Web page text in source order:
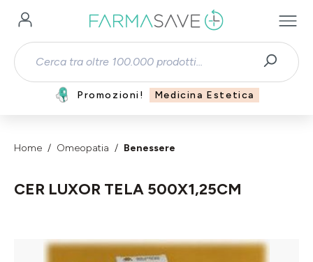
Passa al contenuto principale
Promozioni! Medicina Estetica
Home Omeopatia Benessere
CER LUXOR TELA 500X1,25CM
Salta la galleria di immagini